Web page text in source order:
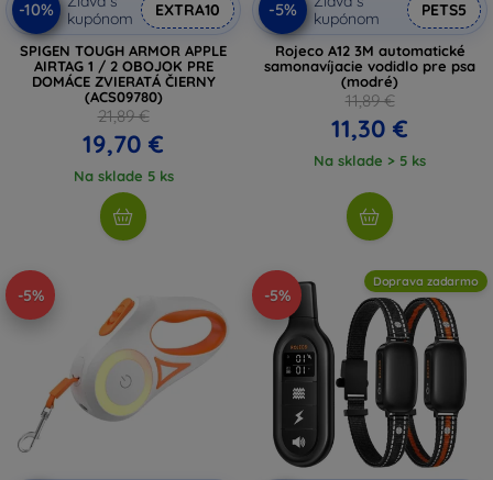
-10%
kupónom
EXTRA10
SPIGEN TOUGH ARMOR APPLE
AIRTAG 1 / 2 OBOJOK PRE
DOMÁCE ZVIERATÁ ČIERNY
(ACS09780)
21,89 €
19,70 €
Na sklade 5 ks
-5%
kupónom
PETS5
Rojeco A12 3M automatické
samonavíjacie vodidlo pre psa
(modré)
11,89 €
11,30 €
Na sklade > 5 ks
-5% -5%
Doprava zadarmo